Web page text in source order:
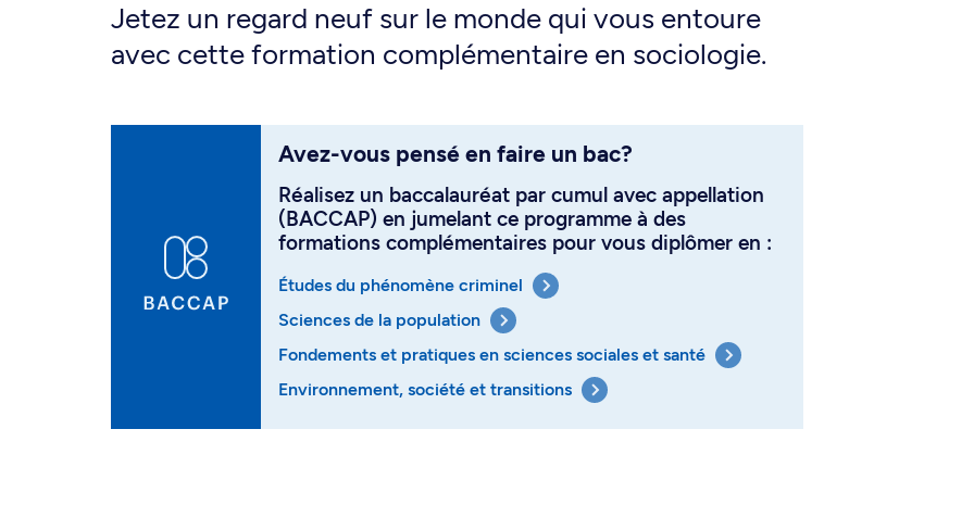
Jetez un regard neuf sur le monde qui vous entoure
avec cette formation complémentaire en sociologie.
Avez-vous pensé en faire un bac?
Réalisez un baccalauréat par cumul avec appellation
(BACCAP) en jumelant ce programme à des
formations complémentaires pour vous diplômer en :
Études du phénomène criminel
Sciences de la population
Fondements et pratiques en sciences sociales et santé
Environnement, société et transitions